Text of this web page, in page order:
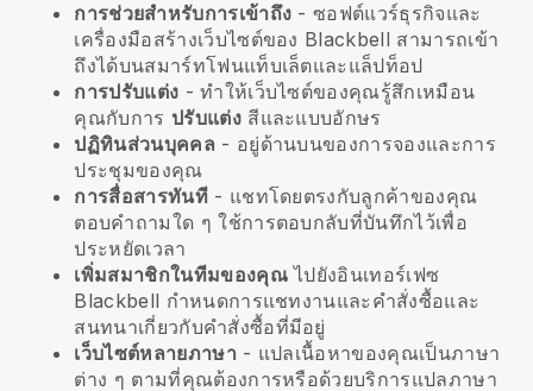
การช่วยสำหรับการเข้าถึง - ซอฟต์แวร์ธุรกิจและ
เครื่องมือสร้างเว็บไซต์ของ Blackbell สามารถเข้า
ถึงได้บนสมาร์ทโฟนแท็บเล็ตและแล็ปท็อป
การปรับแต่ง - ทำให้เว็บไซต์ของคุณรู้สึกเหมือน
คุณกับการ ปรับแต่งสีและแบบอักษร
ปฏิทินส่วนบุคคล - อยู่ด้านบนของการจองและการ
ประชุมของคุณ
การสื่อสารทันที- แชทโดยตรงกับลูกค้าของคุณ
ตอบคำถามใด ๆ ใช้การตอบกลับที่บันทึกไว้เพื่อ
ประหยัดเวลา
เพิ่มสมาชิกในทีมของคุณไปยังอินเทอร์เฟซ
Blackbell กำหนดการแชทงานและคำสั่งซื้อและ
สนทนาเกี่ยวกับคำสั่งซื้อที่มีอยู่
เว็บไซต์หลายภาษา - แปลเนื้อหาของคุณเป็นภาษา
ต่าง ๆ ตามที่คุณต้องการหรือด้วยบริการแปลภาษา